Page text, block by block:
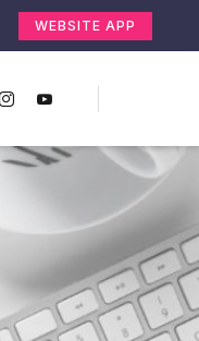
WEBSITE APP